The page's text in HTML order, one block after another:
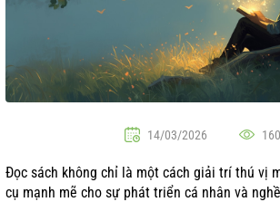
14/03/2026
Đọc sách không chỉ là một cách giải trí thú vị
cụ mạnh mẽ cho sự phát triển cá nhân và